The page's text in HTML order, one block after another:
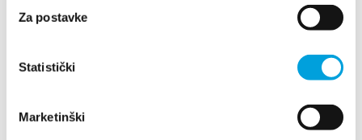
Za postavke
Statistički
Marketinški
21216 Kaštel Stari, Hrvatska
Wskazówki
Prozkoumej
Destinace
Co dělat